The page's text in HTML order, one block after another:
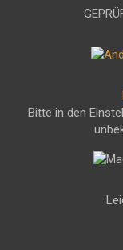
Bitte in den